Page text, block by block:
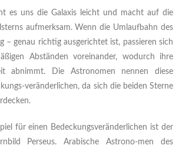
es uns die Galaxis leicht und macht auf die
aufmerksam. Wenn die Umlaufbahn des
– genau richtig ausgerichtet ist, passieren sich
Abständen voreinander, wodurch ihre
abnimmt. Die Astronomen nennen diese
veränderlichen, da sich die beiden Sterne
für einen Bedeckungsveränderlichen ist der
Perseus. Arabische Astrono-men des